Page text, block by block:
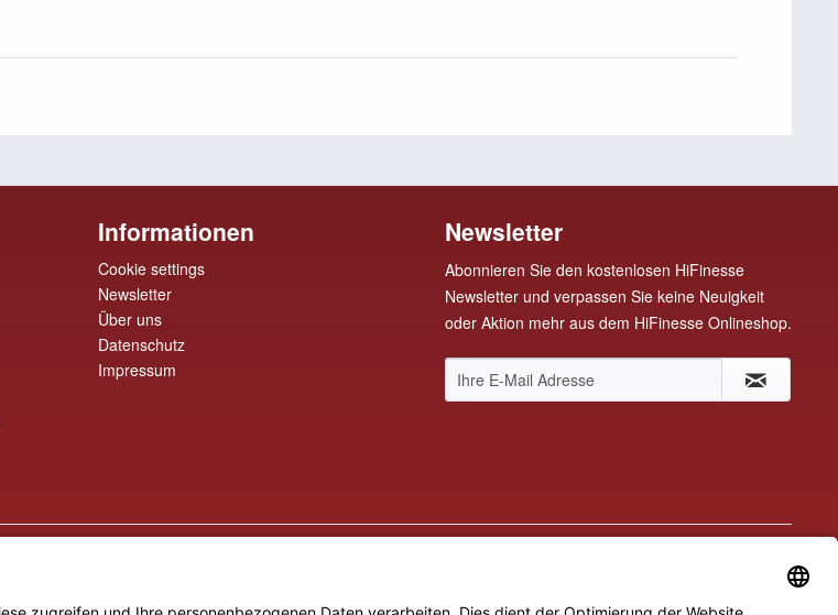
Informationen
Cookie settings
Newsletter
Über uns
Datenschutz
Impressum
Newsletter
Abonnieren Sie den kostenlosen HiFinesse
Newsletter und verpassen Sie keine Neuigkeit
oder Aktion mehr aus dem HiFinesse Onlineshop.